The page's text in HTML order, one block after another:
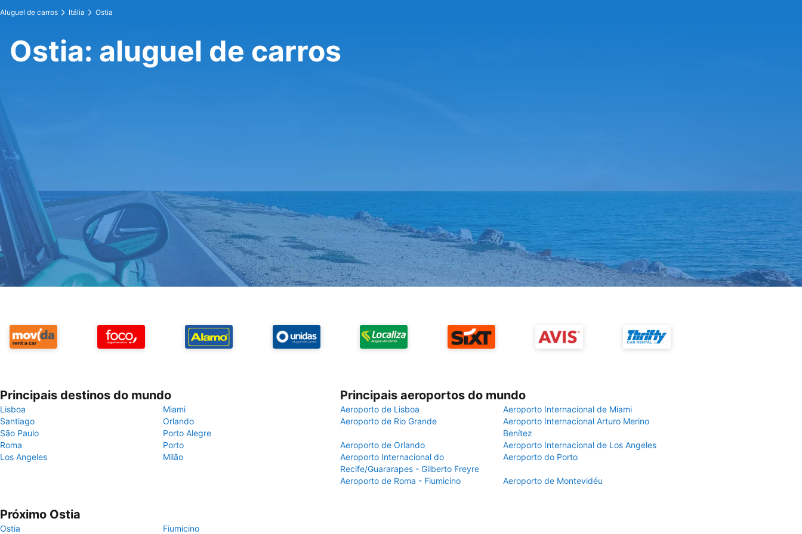
Aluguel de carros Itália Ostia
Ostia: aluguel de carros
Principais destinos do mundo
Lisboa
Miami
Santiago
Orlando
São Paulo
Porto Alegre
Roma
Porto
Los Angeles
Milão
Principais aeroportos do mundo
Aeroporto de Lisboa
Aeroporto Internacional de Miami
Aeroporto de Rio Grande
Aeroporto Internacional Arturo Merino
Benítez
Aeroporto de Orlando
Aeroporto Internacional de Los Angeles
Aeroporto Internacional do
Recife/Guararapes - Gilberto Freyre
Aeroporto do Porto
Aeroporto de Roma - Fiumicino Aeroporto de Montevidéu
Próximo Ostia
Ostia Fiumicino